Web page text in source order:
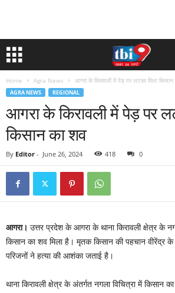
Home Agra News आगरा के किरावली में पेड़ पर लटका मिला
AGRA NEWS REGIONAL
आगरा के किरावली में पेड़ पर
किसान का शव
By Editor - June 26, 2024 418 0
आगरा। उत्तर प्रदेश के आगरा के थाना किरावली क्षेत्र के
किसान का शव मिला है। मृतक किसान की पहचान वीरेंद्र
परिजनों ने हत्या की आशंका जताई है।
थाना किरावली क्षेत्र के अंतर्गत नगला विचित्रा में